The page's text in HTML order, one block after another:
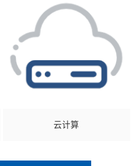
云计算